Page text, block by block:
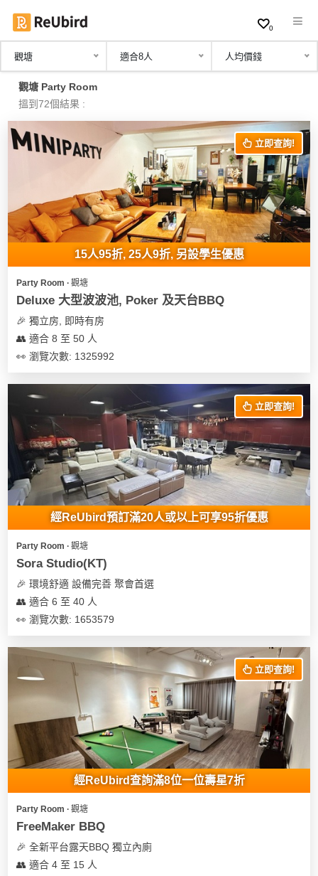
繁
中
EN
註
冊
服
務
及
產
品
類
Party
Room
到
會
特
色
蛋
糕
花
束
及
品
場
動
類
型
Party
朋
友
聚
會
慶
祝
拍
拖
業/
公
司
活
動
攻
略
活
動
攻
員
需
社
軟
時
間
0
觀塘 適合8人 人均價錢
觀塘 Party Room
搵到72個結果 :
立即查詢!
15人95折, 25人9折, 另設學生優惠
Party Room ∙ 觀塘
Deluxe 大型波波池, Poker 及天台BBQ
🎉 獨立房, 即時有房
👥 適合 8 至 50 人
👀 瀏覽次數: 1325992
立即查詢!
經ReUbird預訂滿20人或以上可享95折優惠
Party Room ∙ 觀塘
Sora Studio(KT)
🎉 環境舒適 設備完善 聚會首選
👥 適合 6 至 40 人
👀 瀏覽次數: 1653579
立即查詢!
經ReUbird查詢滿8位一位壽星7折
Party Room ∙ 觀塘
FreeMaker BBQ
🎉 全新平台露天BBQ 獨立內廁
👥 適合 4 至 15 人